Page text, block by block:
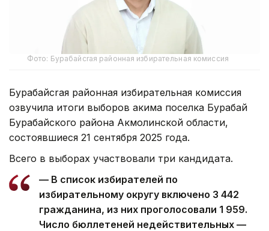
Фото: Бурабайсrая районная избирательная комиссия
Бурабайсrая районная избирательная комиссия
озвучила итоги выборов акима поселка Бурабай
Бурабайского района Акмолинской области,
состоявшиеся 21 сентября 2025 года.
Всего в выборах участвовали три кандидата.
— В список избирателей по
избирательному округу включено 3 442
гражданина, из них проголосовали 1 959.
Число бюллетеней недействительных —